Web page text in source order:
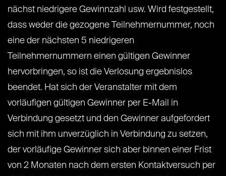
nächst niedrigere Gewinnzahl usw. Wird festgestellt,
dass weder die gezogene Teilnehmernummer, noch
eine der nächsten 5 niedrigeren
Teilnehmernummern einen gültigen Gewinner
hervorbringen, so ist die Verlosung ergebnislos
beendet. Hat sich der Veranstalter mit dem
vorläufigen gültigen Gewinner per E-Mail in
Verbindung gesetzt und den Gewinner aufgefordert
sich mit ihm unverzüglich in Verbindung zu setzen,
der vorläufige Gewinner sich aber binnen einer Frist
von 2 Monaten nach dem ersten Kontaktversuch per